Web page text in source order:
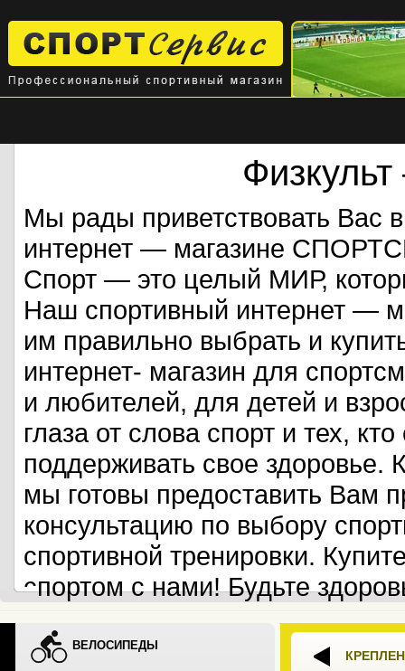
Мы рады приветствовать Вас
интернет — магазине
Спорт — это целый МИР,
Наш спортивный интернет —
им правильно выбрать и
интернет- магазин для
и любителей, для детей и
глаза от слова спорт и тех,
поддерживать свое
мы готовы предоставить Вам
консультацию по выбору
спортивной тренировки.
спортом с нами! Будьте
ВЕЛОСИПЕДЫ